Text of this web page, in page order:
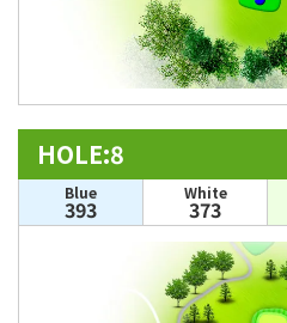
HOLE:8
Blue
393
White
373